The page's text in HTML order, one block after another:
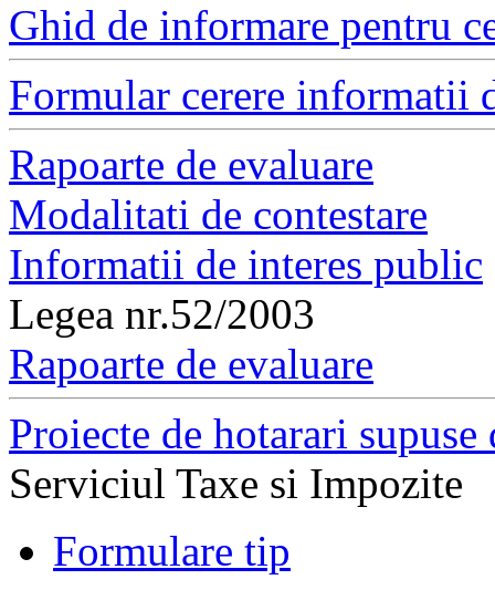
Ghid de informare pentru
Formular cerere informatii
Rapoarte de evaluare
Modalitati de contestare
Informatii de interes public
Legea nr.52/2003
Rapoarte de evaluare
Proiecte de hotarari
Serviciul Taxe si Impozite
Formulare tip